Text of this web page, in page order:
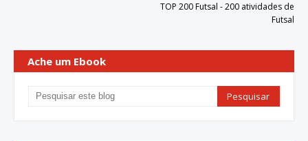
TOP 200 Futsal - 200 atividades de
Futsal
Ache um Ebook